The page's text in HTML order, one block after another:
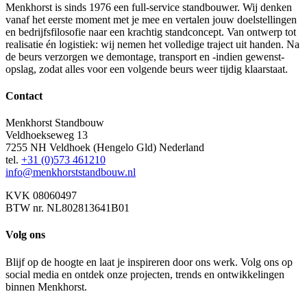
Menkhorst is sinds 1976 een full-service standbouwer. Wij denken
vanaf het eerste moment met je mee en vertalen jouw doelstellingen
en bedrijfsfilosofie naar een krachtig standconcept. Van ontwerp tot
realisatie én logistiek: wij nemen het volledige traject uit handen. Na
de beurs verzorgen we demontage, transport en -indien gewenst-
opslag, zodat alles voor een volgende beurs weer tijdig klaarstaat.
Contact
Menkhorst Standbouw
Veldhoekseweg 13
7255 NH Veldhoek (Hengelo Gld) Nederland
tel. +31 (0)573 461210
info@menkhorststandbouw.nl
KVK 08060497
BTW nr. NL802813641B01
Volg ons
Blijf op de hoogte en laat je inspireren door ons werk. Volg ons op
social media en ontdek onze projecten, trends en ontwikkelingen
binnen Menkhorst.